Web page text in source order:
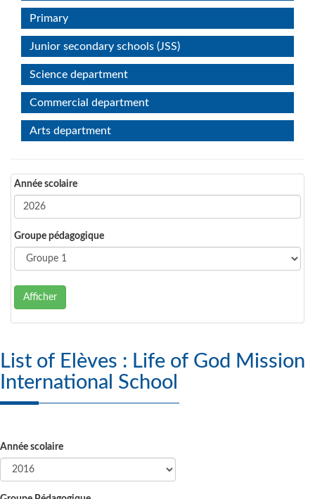
Primary
Junior secondary schools (JSS)
Science department
Commercial department
Arts department
Année scolaire
Groupe pédagogique
Afficher
List of Elèves : Life of God Mission
International School
Année scolaire